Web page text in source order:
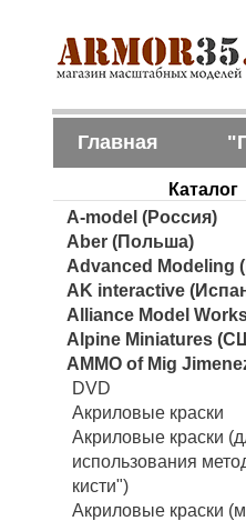
Главная
Каталог
A-model (Россия)
Aber (Польша)
Advanced Modeling
AK interactive
Alliance Model
Alpine Miniatures
AMMO of Mig
DVD
Акриловые краски
Акриловые краски
использования
кисти")
Акриловые краски